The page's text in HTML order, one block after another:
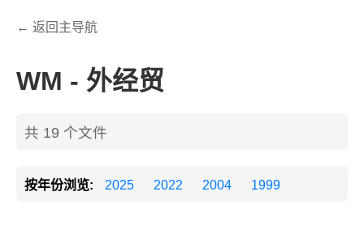
← 返回主导航
WM - 外经贸
共 19 个文件
按年份浏览: 2025 2022 2004 1999